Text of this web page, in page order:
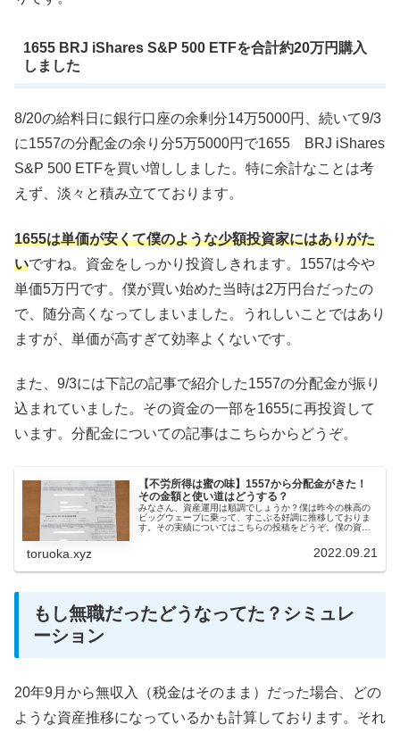
1655 BRJ iShares S&P 500 ETFを合計約20万円購入
しました
8/20の給料日に銀行口座の余剰分14万5000円、続いて9/3
に1557の分配金の余り分5万5000円で1655 BRJ iShares
S&P 500 ETFを買い増ししました。特に余計なことは考
えず、淡々と積み立てております。
1655は単価が安くて僕のような少額投資家にはありがた
いですね。資金をしっかり投資しきれます。1557は今や
単価5万円です。僕が買い始めた当時は2万円台だったの
で、随分高くなってしまいました。うれしいことではあり
ますが、単価が高すぎて効率よくないです。
また、9/3には下記の記事で紹介した1557の分配金が振り
込まれていました。その資金の一部を1655に再投資して
います。分配金についての記事はこちらからどうぞ。
【不労所得は蜜の味】1557から分配金がきた！
その金額と使い道はどうする？
みなさん、資産運用は順調でしょうか？僕は昨今の株高の
ビッグウェーブに乗って、すこぶる好調に推移しておりま
す。その実績についてはこちらの投稿をどうぞ。僕の資産
toruoka.xyz 2022.09.21
もし無職だったどうなってた？シミュレ
ーション
20年9月から無収入（税金はそのまま）だった場合、どの
ような資産推移になっているかも計算しております。それ